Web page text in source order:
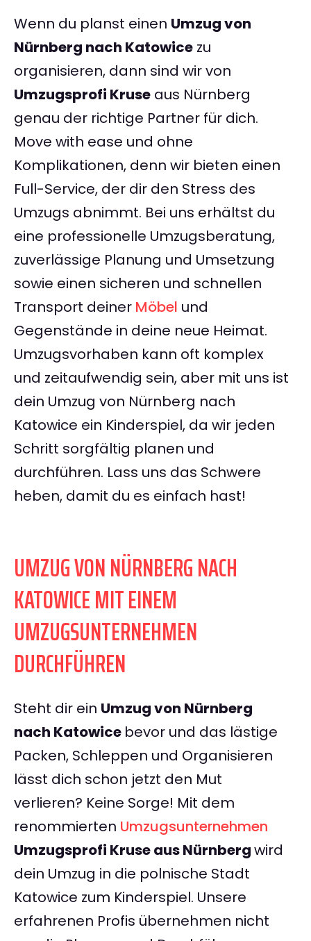
Wenn du planst einen Umzug von
Nürnberg nach Katowice zu
organisieren, dann sind wir von
Umzugsprofi Kruse aus Nürnberg
genau der richtige Partner für dich.
Move with ease und ohne
Komplikationen, denn wir bieten einen
Full-Service, der dir den Stress des
Umzugs abnimmt. Bei uns erhältst du
eine professionelle Umzugsberatung,
zuverlässige Planung und Umsetzung
sowie einen sicheren und schnellen
Transport deiner Möbel und
Gegenstände in deine neue Heimat.
Umzugsvorhaben kann oft komplex
und zeitaufwendig sein, aber mit uns ist
dein Umzug von Nürnberg nach
Katowice ein Kinderspiel, da wir jeden
Schritt sorgfältig planen und
durchführen. Lass uns das Schwere
heben, damit du es einfach hast!
UMZUG VON NÜRNBERG NACH
KATOWICE MIT EINEM
UMZUGSUNTERNEHMEN
DURCHFÜHREN
Steht dir ein Umzug von Nürnberg
nach Katowice bevor und das lästige
Packen, Schleppen und Organisieren
lässt dich schon jetzt den Mut
verlieren? Keine Sorge! Mit dem
renommierten Umzugsunternehmen
Umzugsprofi Kruse aus Nürnbergwird
dein Umzug in die polnische Stadt
Katowice zum Kinderspiel. Unsere
erfahrenen Profis übernehmen nicht